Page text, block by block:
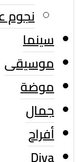
نجوم
سينما
موسيقى
موضة
جمال
أفراح